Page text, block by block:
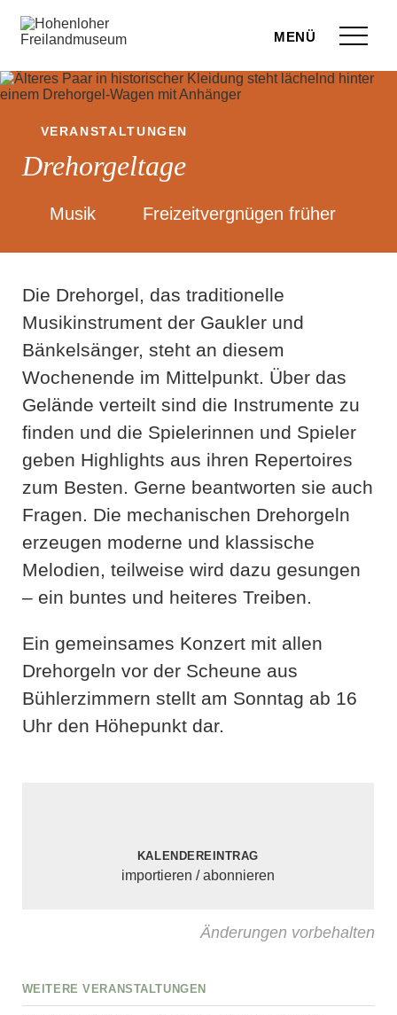
Menü
Besuch
Fragen
VERANSTALTUNGEN
Drehorgeltage
Musik Freizeitvergnügen früher
Die Drehorgel, das traditionelle
Musikinstrument der Gaukler und
Bänkelsänger, steht an diesem
Wochenende im Mittelpunkt. Über das
Gelände verteilt sind die Instrumente zu
finden und die Spielerinnen und Spieler
geben Highlights aus ihren Repertoires
zum Besten. Gerne beantworten sie auch
Fragen. Die mechanischen Drehorgeln
erzeugen moderne und klassische
Melodien, teilweise wird dazu gesungen
– ein buntes und heiteres Treiben.
Ein gemeinsames Konzert mit allen
Drehorgeln vor der Scheune aus
Bühlerzimmern stellt am Sonntag ab 16
Uhr den Höhepunkt dar.
Kalendereintrag
importieren / abonnieren
Änderungen vorbehalten
Weitere Veranstaltungen